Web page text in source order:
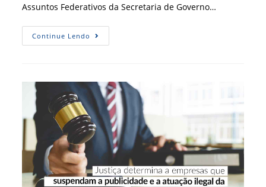
Assuntos Federativos da Secretaria de Governo…
Continue Lendo Publicação
Do
Colaboração
Técnica
Do
CFA